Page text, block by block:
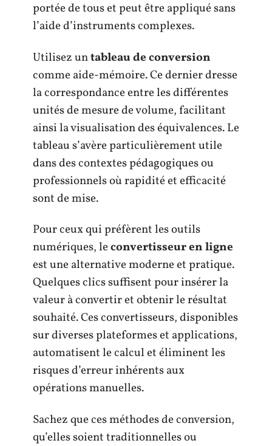
portée de tous et peut être appliqué sans
l’aide d’instruments complexes.
Utilisez untableau de conversion
comme aide-mémoire. Ce dernier dresse
la correspondance entre les différentes
unités de mesure de volume, facilitant
ainsi la visualisation des équivalences. Le
tableau s’avère particulièrement utile
dans des contextes pédagogiques ou
professionnels où rapidité et efficacité
sont de mise.
Pour ceux qui préfèrent les outils
numériques, leconvertisseur en ligne
est une alternative moderne et pratique.
Quelques clics suffisent pour insérer la
valeur à convertir et obtenir le résultat
souhaité. Ces convertisseurs, disponibles
sur diverses plateformes et applications,
automatisent le calcul et éliminent les
risques d’erreur inhérents aux
opérations manuelles.
Sachez que ces méthodes de conversion,
qu’elles soient traditionnelles ou